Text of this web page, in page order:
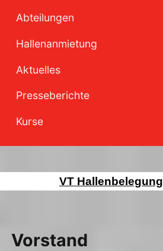
Abteilungen
Hallenanmietung
Aktuelles
Presseberichte
Kurse
VT Hallenbelegung
Vorstand